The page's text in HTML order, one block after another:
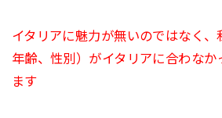
イタリアに魅力が無いのではなく、
年齢、性別）がイタリアに合わなか
ます